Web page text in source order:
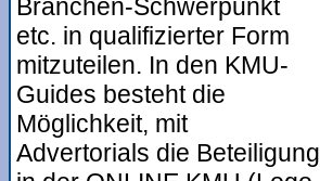
Branchen-Schwerpunkt
etc. in qualifizierter Form
mitzuteilen. In den KMU-
Guides besteht die
Möglichkeit, mit
Advertorials die Beteiligung